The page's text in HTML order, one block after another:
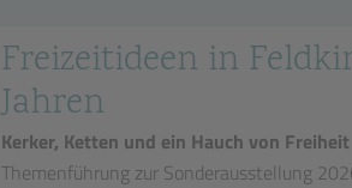
Freizeitideen in
Jahren
Kerker, Ketten und ein Hauch von Freiheit
Themenführung zur Sonderausstellung